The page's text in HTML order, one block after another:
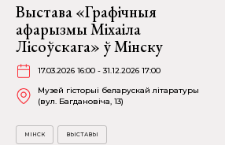
Выстава «Графічныя
афарызмы Міхаіла
Лісоўскага» ў Мінску
17.03.2026 16:00 - 31.12.2026 17:00
Музей гісторыі беларускай літаратуры
(вул. Багдановіча, 13)
МІНСК ВЫСТАВЫ